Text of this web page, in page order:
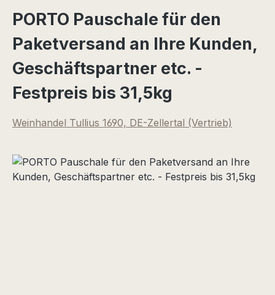
PORTO Pauschale für den
Paketversand an Ihre Kunden,
Geschäftspartner etc. -
Festpreis bis 31,5kg
Weinhandel Tullius 1690, DE-Zellertal (Vertrieb)
Bildergalerie überspringen